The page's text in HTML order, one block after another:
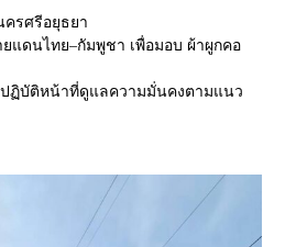
ครศรีอยุธยา
แดนไทย–กัมพูชา เพื่อมอบ ผ้าผูกคอ
ฏิบัติหน้าที่ดูแลความมั่นคงตามแนว